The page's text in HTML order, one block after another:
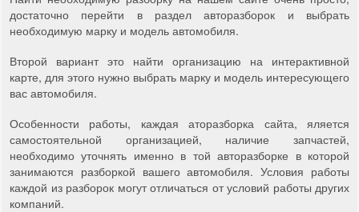
достаточно перейти в раздел авторазборок и выбрать
необходимую марку и модель автомобиля.
Второй вариант это найти организацию на интерактивной
карте, для этого нужно выбрать марку и модель интересующего
вас автомобиля.
Особенности работы, каждая аторазборка сайта, яляется
самостоятельной организацией, наличие запчастей,
необходимо уточнять именно в той авторазборке в которой
занимаются разборкой вашего автомобиля. Условия работы
каждой из разборок могут отличаться от условий работы других
компаний.